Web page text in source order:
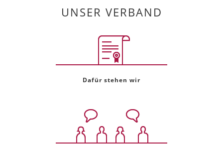
UNSER VERBAND
Dafür stehen wir